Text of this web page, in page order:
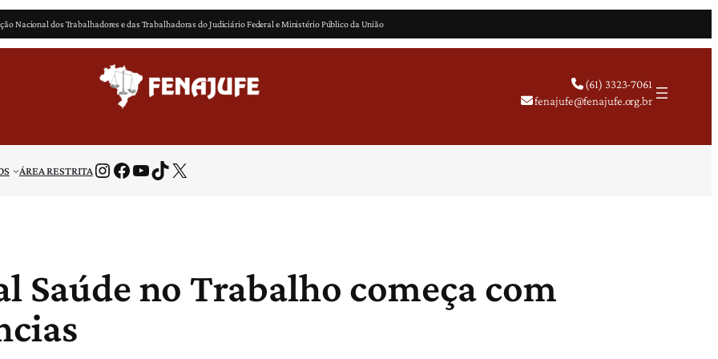
Nacional dos Trabalhadores e das Trabalhadoras do Judiciário Federal e Ministério Público da União
(61) 3323-7061
fenajufe@fenajufe.org.br
ÁREA RESTRITAInstagram Facebook Youtube TikTok X
Saúde no Trabalho começa com